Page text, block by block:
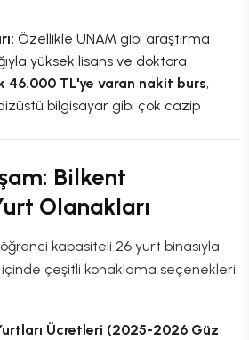
Özellikle UNAM gibi araştırma
yüksek lisans ve doktora
46.000 TL'ye varan nakit burs,
bilgisayar gibi çok cazip
Bilkent
Olanakları
kapasiteli 26 yurt binasıyla
çeşitli konaklama seçenekleri
Ücretleri (2025-2026 Güz